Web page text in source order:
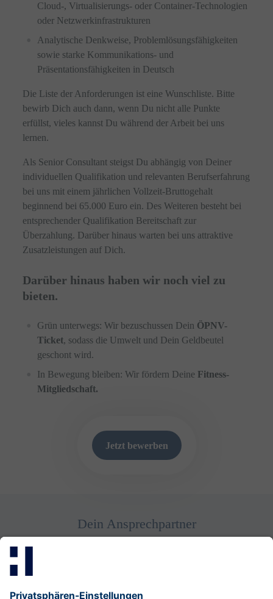
Cloud-, Virtualisierungs- oder Container-Technologien
oder Netzwerkinfrastrukturen
Analytische Denkweise, Problemlösungsfähigkeiten
sowie starke Kommunikations- und
Präsentationsfähigkeiten in Deutsch
Die Liste der Anforderungen ist eine Wunschliste. Bitte
bewirb Dich auch dann, wenn Du nicht alle Punkte
erfüllst, vieles kannst Du während der Arbeit bei uns
lernen.
Als Senior Consultant steigst Du abhängig von Deiner
individuellen Qualifikation und relevanten Berufserfahrung
bei uns mit einem jährlichen Vollzeit-Bruttogehalt
beginnend bei 65.000 Euro ein. Des Weiteren besteht bei
entsprechender Qualifikation Bereitschaft zur
Überzahlung. Darüber hinaus warten bei uns attraktive
Zusatzleistungen auf Dich.
Darüber hinaus haben wir noch viel zu
bieten.
Grün unterwegs: Wir bezuschussen Dein ÖPNV-
Ticket, sodass die Umwelt und Dein Geldbeutel
geschont wird.
In Bewegung bleiben: Wir fördern Deine Fitness-
Mitgliedschaft.
Jetzt bewerben
Dein Ansprechpartner